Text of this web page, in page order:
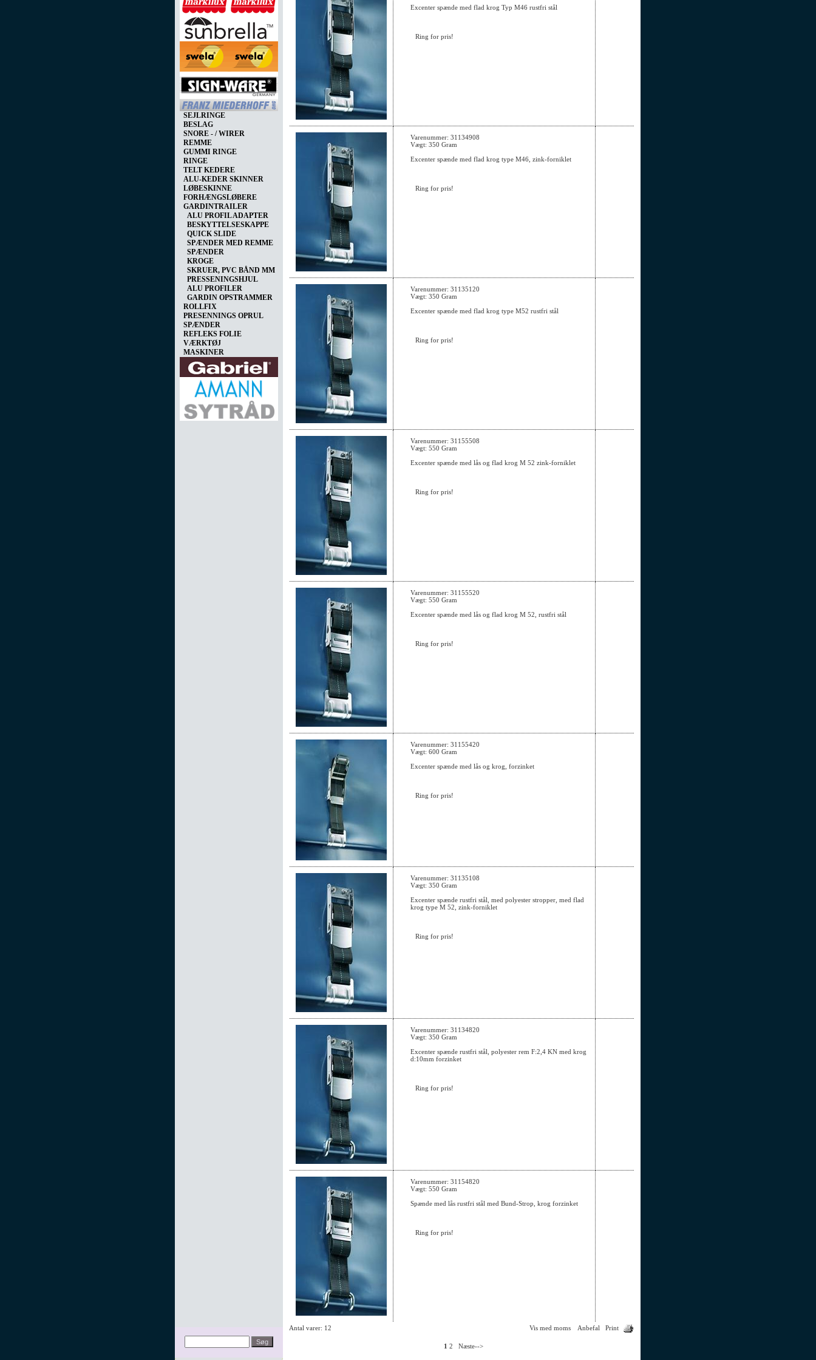
SEJLRINGE
BESLAG
SNORE - / WIRER
REMME
GUMMI RINGE
RINGE
TELT KEDERE
ALU-KEDER SKINNER
LØBESKINNE
FORHÆNGSLØBERE
GARDINTRAILER
ALU PROFIL ADAPTER
BESKYTTELSESKAPPE
QUICK SLIDE
SPÆNDER MED REMME
SPÆNDER
KROGE
SKRUER, PVC BÅND MM
PRESSENINGSHJUL
ALU PROFILER
GARDIN OPSTRAMMER
ROLLFIX
PRESENNINGS OPRUL
SPÆNDER
REFLEKS FOLIE
VÆRKTØJ
MASKINER
Excenter spænde med flad krog Typ M46 rustfri stål
Ring for pris!
Varenummer: 31134908
Vægt: 350 Gram
Excenter spænde med flad krog type M46, zink-forniklet
Ring for pris!
Varenummer: 31135120
Vægt: 350 Gram
Excenter spænde med flad krog type M52 rustfri stål
Ring for pris!
Varenummer: 31155508
Vægt: 550 Gram
Excenter spænde med lås og flad krog M 52 zink-forniklet
Ring for pris!
Varenummer: 31155520
Vægt: 550 Gram
Excenter spænde med lås og flad krog M 52, rustfri stål
Ring for pris!
Varenummer: 31155420
Vægt: 600 Gram
Excenter spænde med lås og krog, forzinket
Ring for pris!
Varenummer: 31135108
Vægt: 350 Gram
Excenter spænde rustfri stål, med polyester stropper, med flad
krog type M 52, zink-forniklet
Ring for pris!
Varenummer: 31134820
Vægt: 350 Gram
Excenter spænde rustfri stål, polyester rem F:2,4 KN med krog
d:10mm forzinket
Ring for pris!
Varenummer: 31154820
Vægt: 550 Gram
Spænde med lås rustfri stål med Bund-Strop, krog forzinket
Ring for pris!
Antal varer: 12 Vis med moms Anbefal Print
1 2 Næste-->